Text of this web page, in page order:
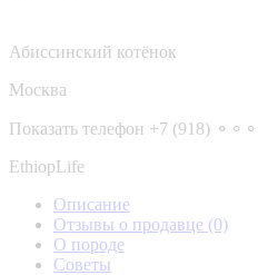
Абиссинский котёнок
Москва
Показать телефон +7 (918)
EthiopLife
Описание
Отзывы о продавце (0)
О породе
Советы